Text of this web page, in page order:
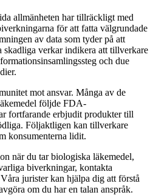
allmänheten har tillräckligt med
för att fatta välgrundade
av data som tyder på att
skadliga verkar indikera att tillverkare
och due
mot ansvar. Många av de
följde FDA-
fortfarande erbjudit produkter till
Följaktligen kan tillverkare
konsumenterna lidit.
när du tar biologiska läkemedel,
biverkningar, kontakta
jurister kan hjälpa dig att förstå
om du har en talan anspråk.